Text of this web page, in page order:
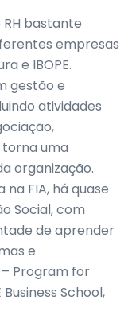
bastante
empresas
e IBOPE.
gestão e
atividades
uma
organização.
FIA, há quase
Social, com
de aprender
e
Program for
School,